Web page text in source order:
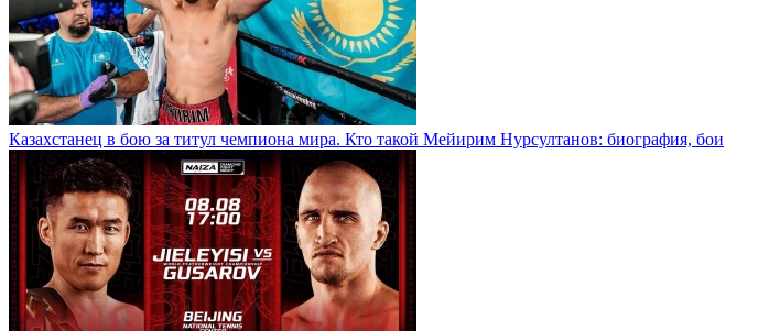
Казахстанец в бою за титул чемпиона мира. Кто такой Мейирим Нурсултанов: биография, бои